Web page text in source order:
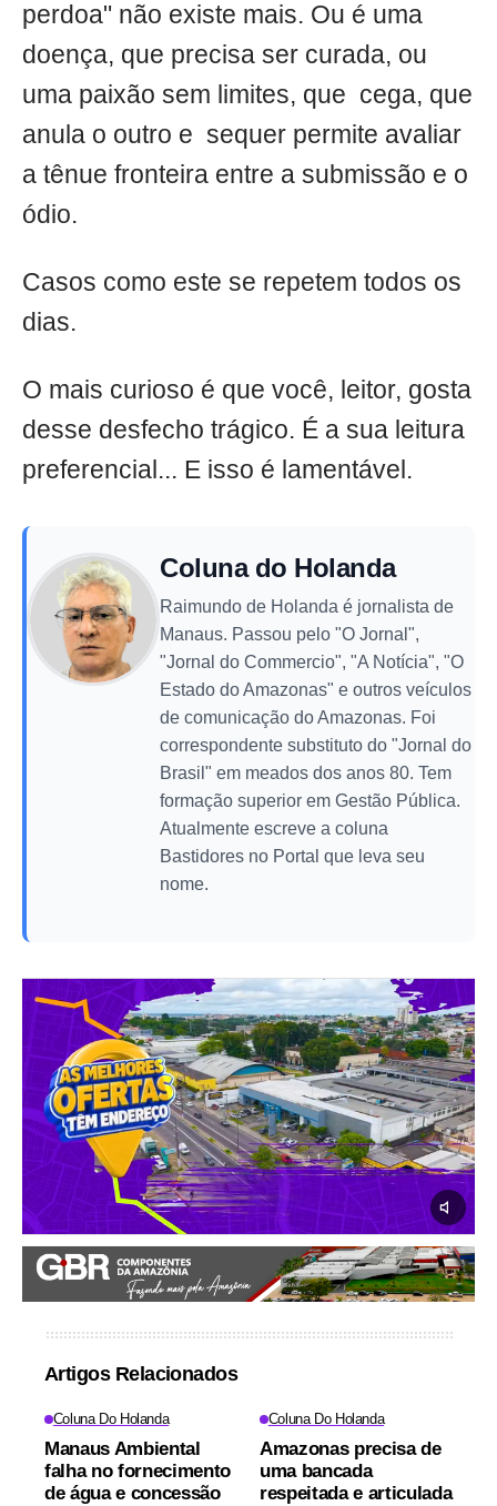
perdoa" não existe mais. Ou é uma
doença, que precisa ser curada, ou
uma paixão sem limites, que cega, que
anula o outro e sequer permite avaliar
a tênue fronteira entre a submissão e o
ódio.
Casos como este se repetem todos os
dias.
O mais curioso é que você, leitor, gosta
desse desfecho trágico. É a sua leitura
preferencial... E isso é lamentável.
Coluna do Holanda
Raimundo de Holanda é jornalista de
Manaus. Passou pelo "O Jornal",
"Jornal do Commercio", "A Notícia", "O
Estado do Amazonas" e outros veículos
de comunicação do Amazonas. Foi
correspondente substituto do "Jornal do
Brasil" em meados dos anos 80. Tem
formação superior em Gestão Pública.
Atualmente escreve a coluna
Bastidores no Portal que leva seu
nome.
Artigos Relacionados
Coluna Do Holanda
Manaus Ambiental
falha no fornecimento
de água e concessão
Coluna Do Holanda
Amazonas precisa de
uma bancada
respeitada e articulada